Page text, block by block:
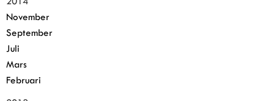
November
September
Juli
Mars
Februari